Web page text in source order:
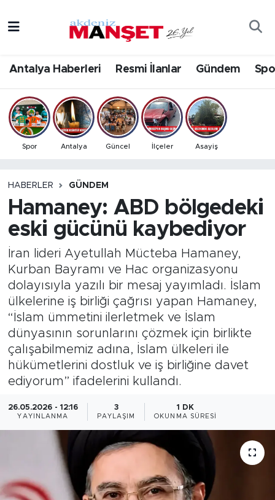
Antalya Haberleri Resmi İlanlar Gündem
Spor Antalya Güncel İlçeler Asayiş
HABERLER GÜNDEM
Hamaney: ABD bölgedeki
eski gücünü kaybediyor
İran lideri Ayetullah Mücteba Hamaney,
Kurban Bayramı ve Hac organizasyonu
dolayısıyla yazılı bir mesaj yayımladı. İslam
ülkelerine iş birliği çağrısı yapan Hamaney,
“İslam ümmetini ilerletmek ve İslam
dünyasının sorunlarını çözmek için birlikte
çalışabilmemiz adına, İslam ülkeleri ile
hükümetlerini dostluk ve iş birliğine davet
ediyorum” ifadelerini kullandı.
26.05.2026 - 12:16
YAYINLANMA
3
PAYLAŞIM
1 DK
OKUNMA SÜRESI
Bilim & Teknoloji
Eğitim
Ekonomi
Gündem
İlçeler
Kültür- Sanat
Magazin
Özel Haber
Politika
Spor
Turizm
Antalya Hava Durumu
Antalya Namaz Vakitleri
Antalya Trafik Yoğunluk Haritası
Tüm Manşetler
Son Dakika Haberleri
Haber Arşivi